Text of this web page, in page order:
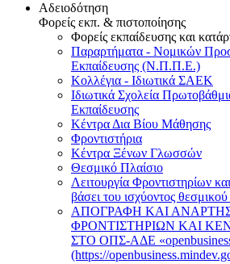
Αδειοδότηση
Φορείς εκπ. & πιστοποίησης
Φορείς εκπαίδευσης και
Παραρτήματα - Νομικών
Εκπαίδευσης (Ν.Π.Π.Ε.)
Κολλέγια - Ιδιωτικά ΣΑΕΚ
Ιδιωτικά Σχολεία
Εκπαίδευσης
Κέντρα Δια Βίου Μάθησης
Φροντιστήρια
Κέντρα Ξένων Γλωσσών
Θεσμικό Πλαίσιο
Λειτουργία Φροντιστηρίων
βάσει του ισχύοντος
ΑΠΟΓΡΑΦΗ ΚΑΙ
ΦΡΟΝΤΙΣΤΗΡΙΩΝ ΚΑΙ
ΣΤΟ ΟΠΣ-ΑΔΕ
(https://